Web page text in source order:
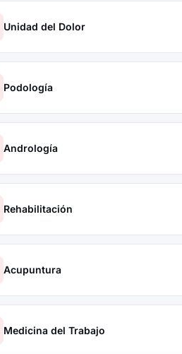
Unidad del Dolor
Podología
Andrología
Rehabilitación
Acupuntura
Medicina del Trabajo